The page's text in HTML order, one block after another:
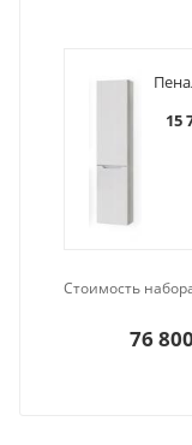
15
Стоимость
76